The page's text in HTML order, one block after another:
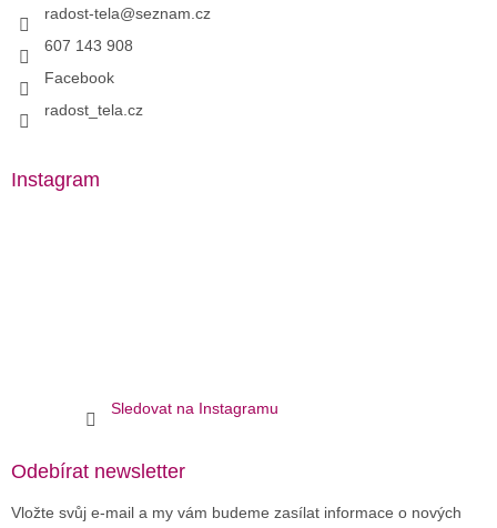
radost-tela@seznam.cz
607 143 908
Facebook
radost_tela.cz
Instagram
Sledovat na Instagramu
Odebírat newsletter
Vložte svůj e-mail a my vám budeme zasílat informace o nových